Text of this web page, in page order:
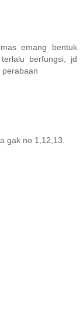
emang bentuk
berfungsi, jd
gak no 1,12,13.